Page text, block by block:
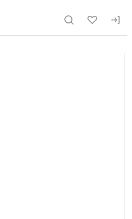
сайту
продукции